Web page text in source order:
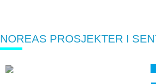
NOREAS PROSJEKTER I